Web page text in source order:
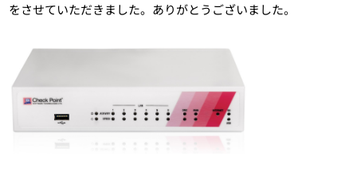
をさせていただきました。ありがとうございました。